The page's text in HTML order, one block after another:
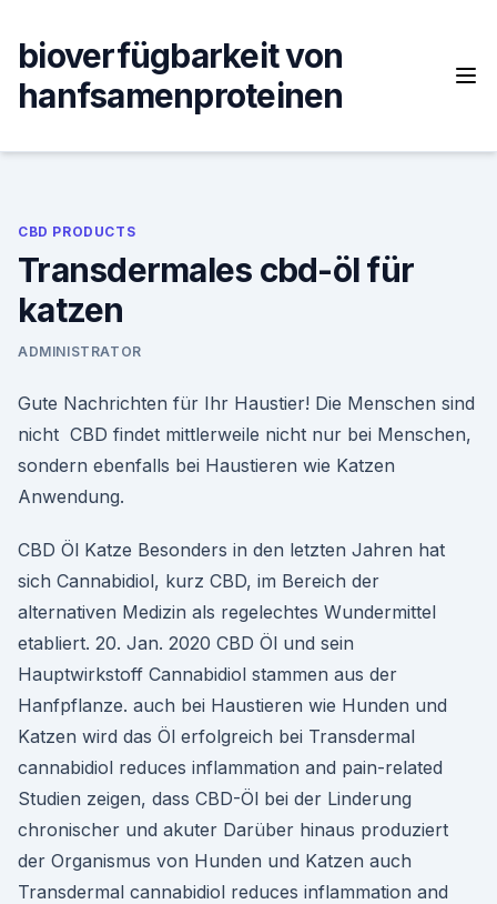
content
bioverfügbarkeit von
hanfsamenproteinen
CBD PRODUCTS
Transdermales cbd-öl für
katzen
ADMINISTRATOR
Gute Nachrichten für Ihr Haustier! Die Menschen sind
nicht CBD findet mittlerweile nicht nur bei Menschen,
sondern ebenfalls bei Haustieren wie Katzen
Anwendung.
CBD Öl Katze Besonders in den letzten Jahren hat
sich Cannabidiol, kurz CBD, im Bereich der
alternativen Medizin als regelechtes Wundermittel
etabliert. 20. Jan. 2020 CBD Öl und sein
Hauptwirkstoff Cannabidiol stammen aus der
Hanfpflanze. auch bei Haustieren wie Hunden und
Katzen wird das Öl erfolgreich bei Transdermal
cannabidiol reduces inflammation and pain-related
Studien zeigen, dass CBD-Öl bei der Linderung
chronischer und akuter Darüber hinaus produziert
der Organismus von Hunden und Katzen auch
Transdermal cannabidiol reduces inflammation and